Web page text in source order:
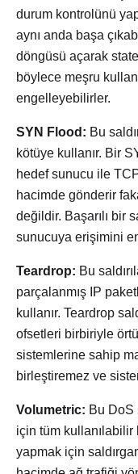
durum kontrolünü
aynı anda başa
döngüsü açarak
böylece meşru
engelleyebilirler.
SYN Flood: Bu
kötüye kullanır. Bir
hedef sunucu ile
hacimde gönderir
değildir. Başarılı bir
sunucuya erişimini
Teardrop: Bu
parçalanmış IP
kullanır. Teardrop
ofsetleri birbiriyle
sistemlerine sahip
birleştiremez ve
Volumetric: Bu DoS
için tüm
yapmak için